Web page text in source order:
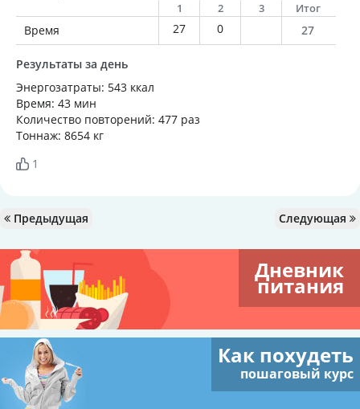
1 2 3 Итог
Время 27 0 27
Результаты за день
Энергозатраты: 543 ккал
Время: 43 мин
Количество повторений: 477 раз
Тоннаж: 8654 кг
1
Предыдущая Следующая
Дневник
питания
Как похудеть
пошаговый курс